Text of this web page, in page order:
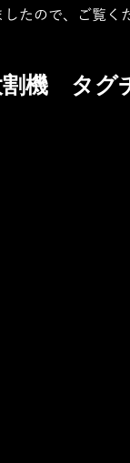
たので、ご覧く
機　タグ